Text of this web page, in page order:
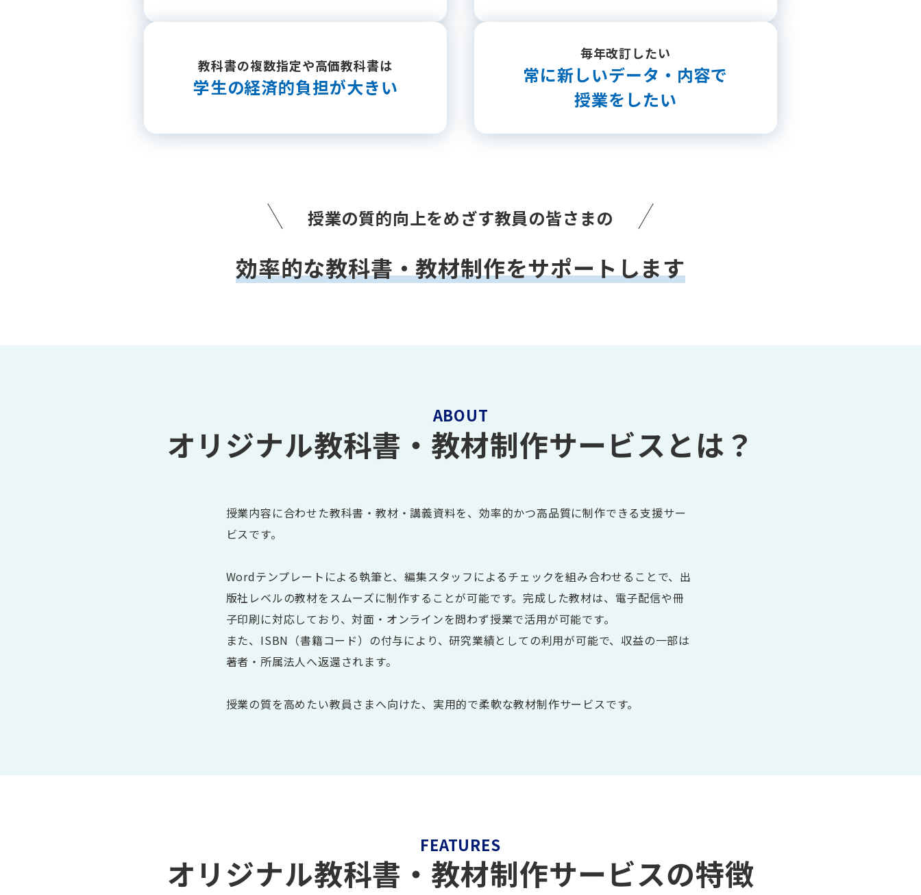
教科書の複数指定や高価教科書は
学生の経済的負担が大きい
毎年改訂したい
常に新しいデータ・内容で
授業をしたい
授業の質的向上をめざす教員の皆さまの
効率的な教科書・教材制作をサポートします
ABOUT
オリジナル教科書 ・教材制作サービスとは？
授業内容に合わせた教科書・教材・講義資料を、効率的かつ高品質に制作できる支援サー
ビスです。
Wordテンプレートによる執筆と、編集スタッフによるチェックを組み合わせることで、出
版社レベルの教材をスムーズに制作することが可能です。完成した教材は、電子配信や冊
子印刷に対応しており、対面・オンラインを問わず授業で活用が可能です。
また、ISBN（書籍コード）の付与により、研究業績としての利用が可能で、収益の一部は
著者・所属法人へ返還されます。
授業の質を高めたい教員さまへ向けた、実用的で柔軟な教材制作サービスです。
FEATURES
オリジナル教科書 ・教材制作サービスの特徴